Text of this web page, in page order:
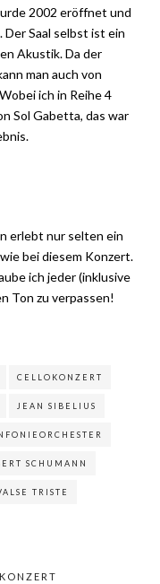
2002 eröffnet und
Saal selbst ist ein
Akustik. Da der
man auch von
ich in Reihe 4
Sol Gabetta, das war
erlebt nur selten ein
bei diesem Konzert.
ich jeder (inklusive
Ton zu verpassen!
CELLOKONZERT
JEAN SIBELIUS
SCHUMANN
TRISTE